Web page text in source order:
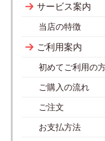
サービス案内
当店の特徴
ご利用案内
初めてご利用の
ご購入の流れ
ご注文
お支払方法